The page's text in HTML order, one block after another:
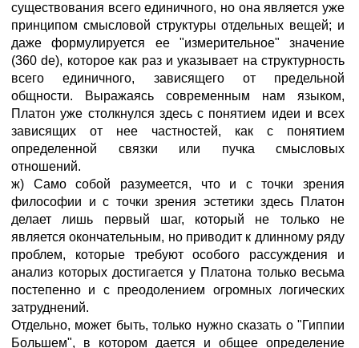
существования всего единичного, но она является уже
принципом смысловой структуры отдельных вещей; и
даже формулируется ее "измерительное" значение
(360 de), которое как раз и указывает на структурность
всего единичного, зависящего от предельной
общности. Выражаясь современным нам языком,
Платон уже столкнулся здесь с понятием идеи и всех
зависящих от нее частностей, как с понятием
определенной связки или пучка смысловых
отношений.
ж) Само собой разумеется, что и с точки зрения
философии и с точки зрения эстетики здесь Платон
делает лишь первый шаг, который не только не
является окончательным, но приводит к длинному ряду
проблем, которые требуют особого рассуждения и
анализ которых достигается у Платона только весьма
постепенно и с преодолением огромных логических
затруднений.
Отдельно, может быть, только нужно сказать о "Гиппии
Большем", в котором дается и общее определение